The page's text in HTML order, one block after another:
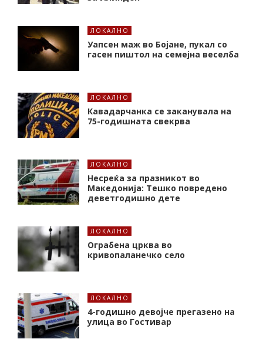
ЛОКАЛНО
Уапсен маж во Бојане, пукал со
гасен пиштол на семејна веселба
ЛОКАЛНО
Кавадарчанка се заканувала на
75-годишната свекрва
ЛОКАЛНО
Несреќа за празникот во
Македонија: Тешко повредено
деветгодишно дете
ЛОКАЛНО
Ограбена црква во
кривопаланечко село
ЛОКАЛНО
4-годишно девојче прегазено на
улица во Гостивар